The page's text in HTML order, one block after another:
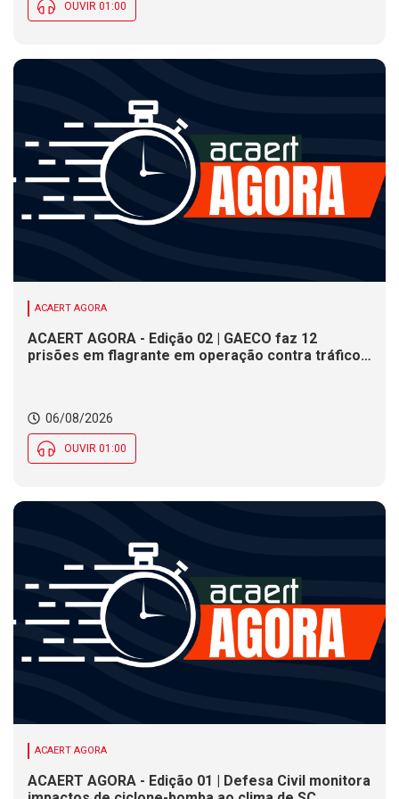
OUVIR 01:00
ACAERT AGORA
ACAERT AGORA - Edição 02 | GAECO faz 12
prisões em flagrante em operação contra tráfico
cerâmica em SC
06/08/2026
OUVIR 01:00
ACAERT AGORA
ACAERT AGORA - Edição 01 | Defesa Civil monitora